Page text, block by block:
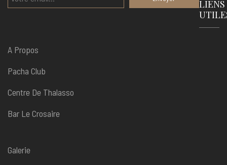
LIENS
A Propos
Pacha Club
Centre De Thalasso
Bar Le Crosaire
Galerie